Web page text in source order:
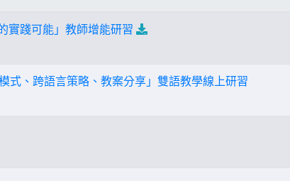
實踐可能」教師增能研習
式、跨語言策略、教案分享」雙語教學線上研習